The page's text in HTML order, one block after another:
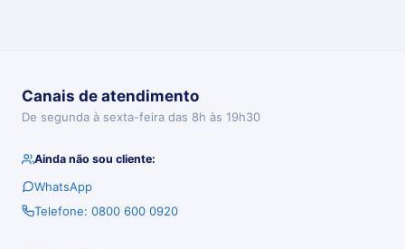
Canais de atendimento
De segunda à sexta-feira das 8h às 19h30
Ainda não sou cliente:
WhatsApp
Telefone: 0800 600 0920